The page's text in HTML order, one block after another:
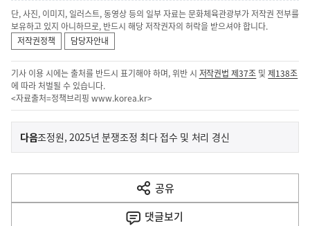
단, 사진, 이미지, 일러스트, 동영상 등의 일부 자료는 문화체육관광부가 저작권 전부를
보유하고 있지 아니하므로, 반드시 해당 저작권자의 허락을 받으셔야 합니다.
저작권정책
담당자안내
기사 이용 시에는 출처를 반드시 표기해야 하며, 위반 시 저작권법 제37조 및제138조
에 따라 처벌될 수 있습니다.
<자료출처=정책브리핑 www.korea.kr>
이
전
다
음
다음기
사
조정원, 2025년 분쟁조정 최다 접수 및 처리 경신
공유
열
기
댓글보기